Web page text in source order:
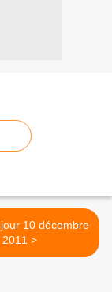
10 décembre
2011 >